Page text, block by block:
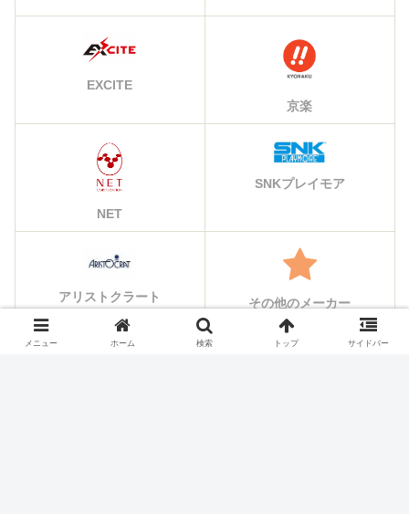
EXCITE
京楽
NET
SNKプレイモア
アリストクラート その他のメーカー
メニュー ホーム 検索 トップ サイドバー